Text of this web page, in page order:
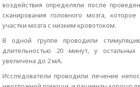
воздействия определяли после
сканирования головного мозга,
участки мозга с низким кровотоком.
В одной группе проводили
длительностью 20 минут, у
увеличена до 2 мА.
Исследователи проводили лечение